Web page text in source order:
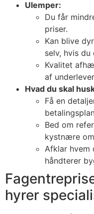
Ulemper:
Du får
priser.
Kan blive
selv, hvis du
Kvalitet
af
Hvad du skal
Få en
Bed om
kystnære
Afklar hvem
håndterer
hyrer